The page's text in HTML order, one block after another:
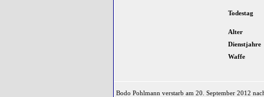
Todestag
Alter
Dienstjahre
Waffe
Bodo Pohlmann verstarb am 20. September 2012